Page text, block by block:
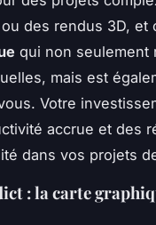
ou des rendus 3D, et
qui non seulement
mais est
Votre
accrue et des
dans vos projets
: la carte